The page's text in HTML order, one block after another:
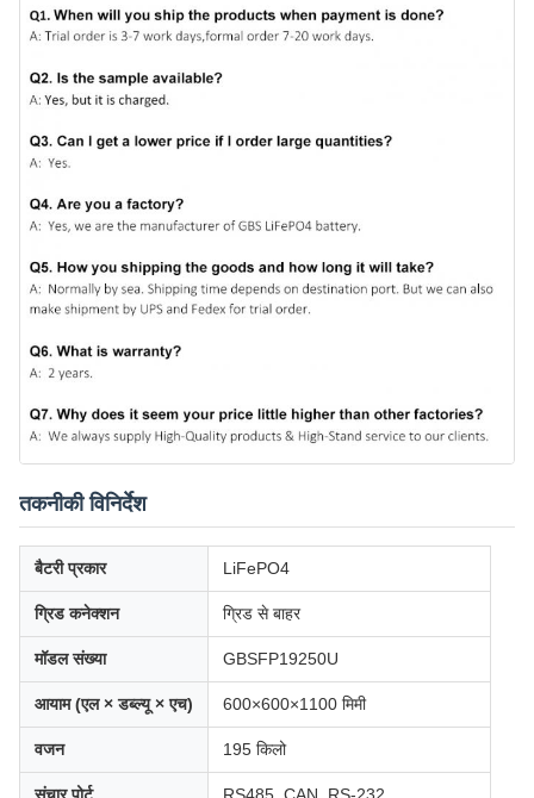
तकनीकी विनिर्देश
बैटरी प्रकार LiFePO4
ग्रिड कनेक्शन ग्रिड से बाहर
मॉडल संख्या GBSFP19250U
आयाम (एल × डब्ल्यू × एच) 600×600×1100 मिमी
वजन 195 किलो